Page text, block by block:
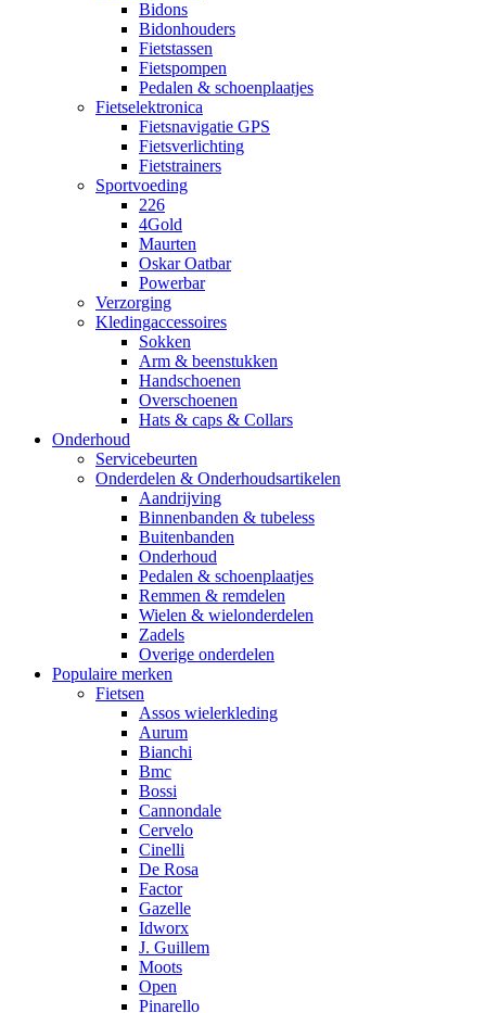
Bidons
Bidonhouders
Fietstassen
Fietspompen
Pedalen & schoenplaatjes
Fietselektronica
Fietsnavigatie GPS
Fietsverlichting
Fietstrainers
Sportvoeding
226
4Gold
Maurten
Oskar Oatbar
Powerbar
Verzorging
Kledingaccessoires
Sokken
Arm & beenstukken
Handschoenen
Overschoenen
Hats & caps & Collars
Onderhoud
Servicebeurten
Onderdelen & Onderhoudsartikelen
Aandrijving
Binnenbanden & tubeless
Buitenbanden
Onderhoud
Pedalen & schoenplaatjes
Remmen & remdelen
Wielen & wielonderdelen
Zadels
Overige onderdelen
Populaire merken
Fietsen
Assos wielerkleding
Aurum
Bianchi
Bmc
Bossi
Cannondale
Cervelo
Cinelli
De Rosa
Factor
Gazelle
Idworx
J. Guillem
Moots
Open
Pinarello